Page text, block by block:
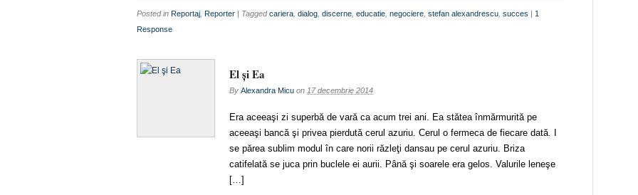
Posted in Reportaj Reporter | Taggedcariera dialog discerne educatie negociere stefan alexandrescu succes | 1
Response
El şi Ea
By Alexandra Micu on 17 decembrie 2014
Era aceeaşi zi superbă de vară ca acum trei ani. Ea stătea înmărmurită pe
aceeaşi bancă şi privea pierdută cerul azuriu. Cerul o fermeca de fiecare dată. I
se părea sublim modul în care norii răzleţi dansau pe cerul azuriu. Briza
catifelată se juca prin buclele ei aurii. Până şi soarele era gelos. Valurile leneşe
[…]